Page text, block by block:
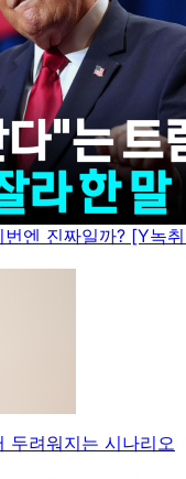
엔 진짜일까? [Y녹
두려워지는 시나리오